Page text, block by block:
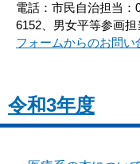
電話：市民自治担当：
6152、男女平等参画
フォームからのお問い
令和3年度